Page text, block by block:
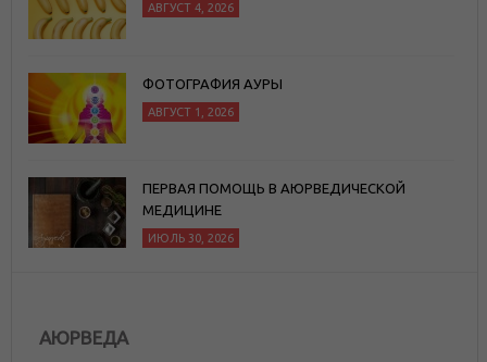
АВГУСТ 4, 2026
ФОТОГРАФИЯ АУРЫ
АВГУСТ 1, 2026
ПЕРВАЯ ПОМОЩЬ В АЮРВЕДИЧЕСКОЙ
МЕДИЦИНЕ
ИЮЛЬ 30, 2026
АЮРВЕДА